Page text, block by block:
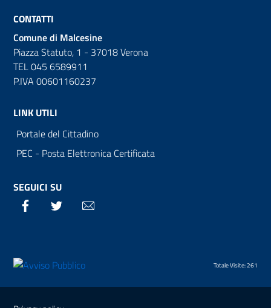
CONTATTI
Comune di Malcesine
Piazza Statuto, 1 - 37018 Verona
TEL 045 6589911
P.IVA 00601160237
LINK UTILI
Portale del Cittadino
PEC - Posta Elettronica Certificata
SEGUICI SU
Facebook Twitter
Totale Visite: 261
Sezione Link Utili